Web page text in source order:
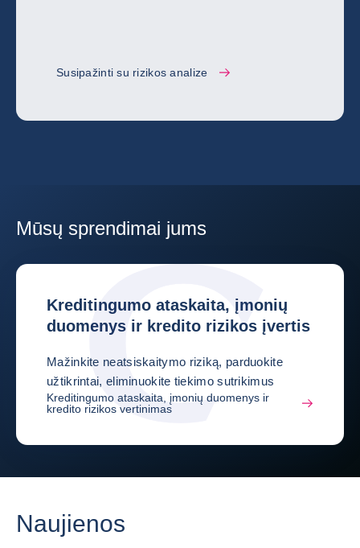
Susipažinti su rizikos analize
Mūsų sprendimai jums
Kreditingumo ataskaita, įmonių
duomenys ir kredito rizikos įvertis
Mažinkite neatsiskaitymo riziką, parduokite
užtikrintai, eliminuokite tiekimo sutrikimus
Kreditingumo ataskaita, įmonių duomenys ir
kredito rizikos vertinimas
Naujienos